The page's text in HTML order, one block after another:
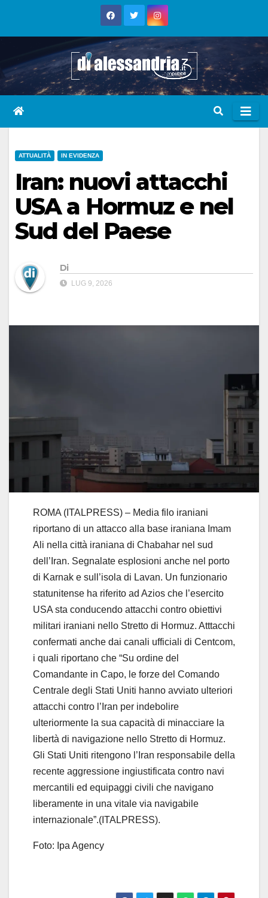
ATTUALITÀ IN EVIDENZA
Iran: nuovi attacchi
USA a Hormuz e nel
Sud del Paese
Di
LUG 9, 2026
ROMA (ITALPRESS) – Media filo iraniani
riportano di un attacco alla base iraniana Imam
Ali nella città iraniana di Chabahar nel sud
dell’Iran. Segnalate esplosioni anche nel porto
di Karnak e sull’isola di Lavan. Un funzionario
statunitense ha riferito ad Azios che l’esercito
USA sta conducendo attacchi contro obiettivi
militari iraniani nello Stretto di Hormuz. Atttacchi
confermati anche dai canali ufficiali di Centcom,
i quali riportano che “Su ordine del
Comandante in Capo, le forze del Comando
Centrale degli Stati Uniti hanno avviato ulteriori
attacchi contro l’Iran per indebolire
ulteriormente la sua capacità di minacciare la
libertà di navigazione nello Stretto di Hormuz.
Gli Stati Uniti ritengono l’Iran responsabile della
recente aggressione ingiustificata contro navi
mercantili ed equipaggi civili che navigano
liberamente in una vitale via navigabile
internazionale”.(ITALPRESS).
Foto: Ipa Agency